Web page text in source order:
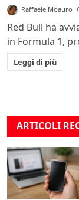
Raffaele Moauro
Red Bull ha
in Formula 1,
Leggi di più
ARTICOLI